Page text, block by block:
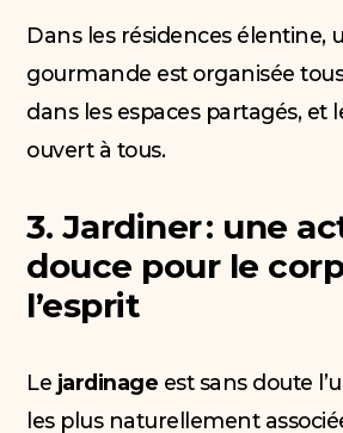
Dans les résidences élentine,
gourmande est organisée
dans les espaces partagés, et
ouvert à tous.
3. Jardiner : une
douce pour le
l’esprit
Le jardinage est sans doute
les plus naturellement